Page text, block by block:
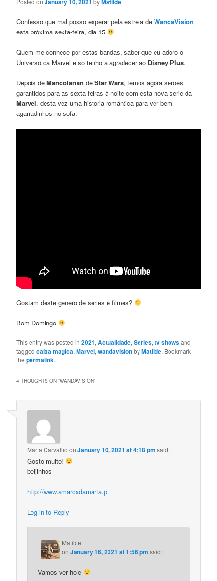
Posted onJanuary 10, 2021 byMatilde
Confesso que mal posso esperar pela estreia deWandaVision
esta próxima sexta-feira, dia 15
Quem me conhece por estas bandas, saber que eu adoro o
Universo da Marvel e so tenho a agradecer ao Disney Plus.
Depois deMandolarian de Star Wars, temos agora serōes
garantidos para as sexta-feiras à noite com esta nova serie da
Marvel. desta vez uma historia romântica para ver bem
agarradinhos no sofa.
Gostam deste genero de series e filmes?
Bom Domingo
This entry was posted in2021,Actualidade,Series,tv showsand
taggedcaixa magica,Marvel,wandavisionbyMatilde. Bookmark
thepermalink.
4 THOUGHTS ON “WANDAVISION”
Marta Carvalho onJanuary 10, 2021 at 4:18 pm said:
Gosto muito!
beijinhos
http://www.amarcadamarta.pt
Log in to Reply
Matilde
onJanuary 16, 2021 at 1:56 pm said:
Vamos ver hoje